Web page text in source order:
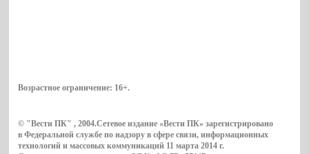
Возрастное ограничение: 16+.
© "Вести ПК" , 2004.Сетевое издание «Вести ПК» зарегистрировано
в Федеральной службе по надзору в сфере связи, информационных
технологий и массовых коммуникаций 11 марта 2014 г.